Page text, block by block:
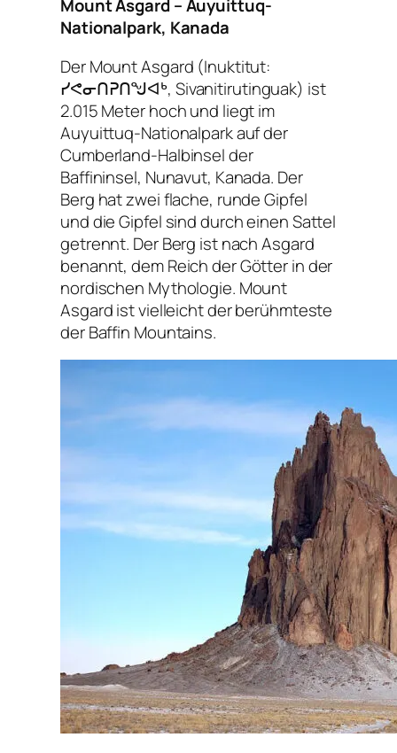
Mount Asgard – Auyuittuq-
Nationalpark, Kanada
Der Mount Asgard (Inuktitut:
ᓯᕙᓂᑎᕈᑎᖑᐊᒃ, Sivanitirutinguak) ist
2.015 Meter hoch und liegt im
Auyuittuq-Nationalpark auf der
Cumberland-Halbinsel der
Baffininsel, Nunavut, Kanada. Der
Berg hat zwei flache, runde Gipfel
und die Gipfel sind durch einen Sattel
getrennt. Der Berg ist nach Asgard
benannt, dem Reich der Götter in der
nordischen Mythologie. Mount
Asgard ist vielleicht der berühmteste
der Baffin Mountains.